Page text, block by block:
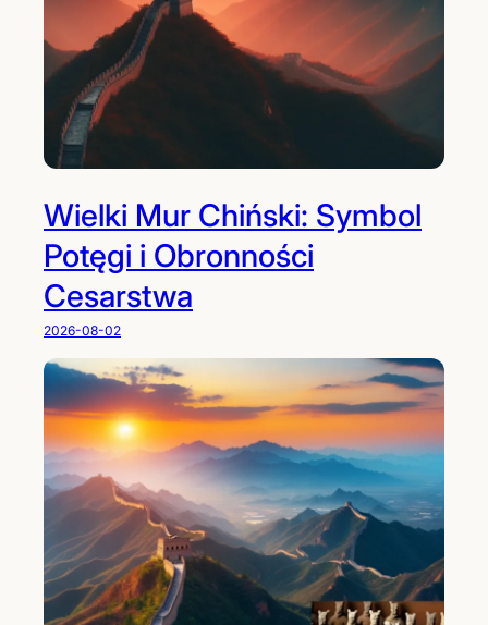
Wielki Mur Chiński: Symbol
Potęgi i Obronności
Cesarstwa
2026-08-02